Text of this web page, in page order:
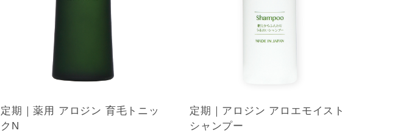
定期｜薬用 アロジン 育毛トニッ
クN
定期｜アロジン アロエモイスト
シャンプー